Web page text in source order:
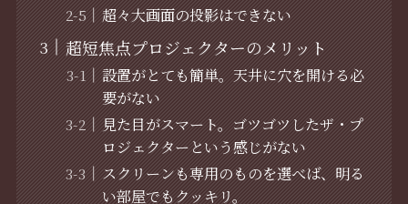
超々大画面の投影はできない
超短焦点プロジェクターのメリット
設置がとても簡単。天井に穴を開ける必
要がない
見た目がスマート。ゴツゴツしたザ・プ
ロジェクターという感じがない
スクリーンも専用のものを選べば、明る
い部屋でもクッキリ。